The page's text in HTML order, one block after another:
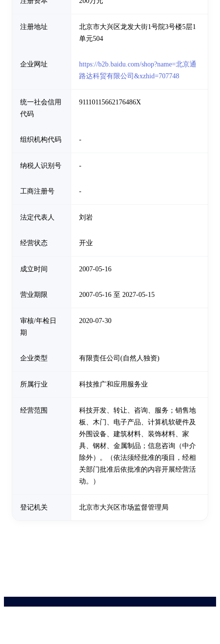
注册地址
北京市大兴区龙发大街1号院3号楼5层1
单元504
企业网址
https://b2b.baidu.com/shop?name=北京通
路达科贸有限公司&xzhid=707748
统一社会信用
代码
91110115662176486X
组织机构代码 -
纳税人识别号 -
工商注册号 -
法定代表人 刘岩
经营状态 开业
成立时间 2007-05-16
营业期限 2007-05-16 至 2027-05-15
审核/年检日
期
2020-07-30
企业类型 有限责任公司(自然人独资)
所属行业 科技推广和应用服务业
经营范围
科技开发、转让、咨询、服务；销售地
板、木门、电子产品、计算机软硬件及
外围设备、建筑材料、装饰材料、家
具、钢材、金属制品；信息咨询（中介
除外）。（依法须经批准的项目，经相
关部门批准后依批准的内容开展经营活
动。）
登记机关 北京市大兴区市场监督管理局